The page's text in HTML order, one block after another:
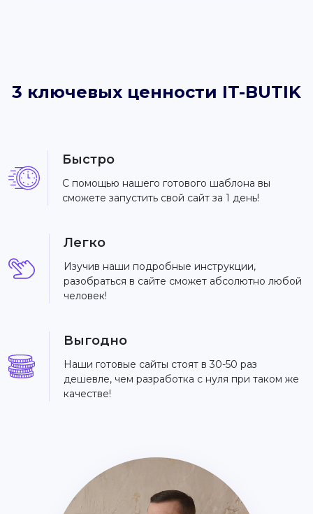
3 ключевых ценности IT-BUTIK
Быстро
С помощью нашего готового шаблона вы
сможете запустить свой сайт за 1 день!
Легко
Изучив наши подробные инструкции,
разобраться в сайте сможет абсолютно любой
человек!
Выгодно
Наши готовые сайты стоят в 30-50 раз
дешевле, чем разработка с нуля при таком же
качестве!